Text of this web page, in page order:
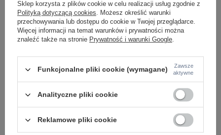
ZOBACZ RÓWNIEŻ
Sklep korzysta z plików cookie w celu realizacji usług zgodnie z
Polityką dotyczącą cookies. Możesz określić warunki
przechowywania lub dostępu do cookie w Twojej przeglądarce.
Więcej informacji na temat warunków i prywatności można
znaleźć także na stronie Prywatność i warunki Google.
Funkcjonalne pliki cookie (wymagane)
Zawsze
aktywne
Analityczne pliki cookie
Reklamowe pliki cookie